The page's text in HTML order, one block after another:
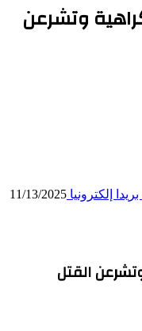
وتشرعن
إلكترونيا 11/13/2025
القتل